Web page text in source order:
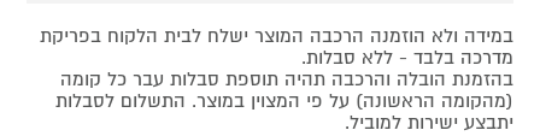
במידה ולא הוזמנה הרכבה המוצר ישלח לבית הלקוח בפריקת
מדרכה בלבד - ללא סבלות.
בהזמנת הובלה והרכבה תהיה תוספת סבלות עבר כל קומה
(מהקומה הראשונה) על פי המצוין במוצר. התשלום לסבלות
יתבצע ישירות למוביל.